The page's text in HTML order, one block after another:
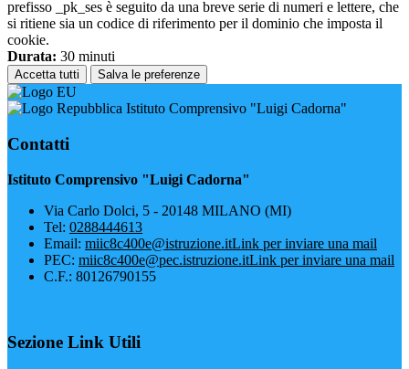
prefisso _pk_ses è seguito da una breve serie di numeri e lettere, che
si ritiene sia un codice di riferimento per il dominio che imposta il
cookie.
Durata: 30 minuti
Accetta tutti Salva le preferenze
Istituto Comprensivo "Luigi Cadorna"
Contatti
Istituto Comprensivo "Luigi Cadorna"
Via Carlo Dolci, 5 - 20148 MILANO (MI)
Tel: 0288444613
Email: miic8c400e@istruzione.itLink per inviare una mail
PEC: miic8c400e@pec.istruzione.itLink per inviare una mail
C.F.: 80126790155
Sezione Link Utili